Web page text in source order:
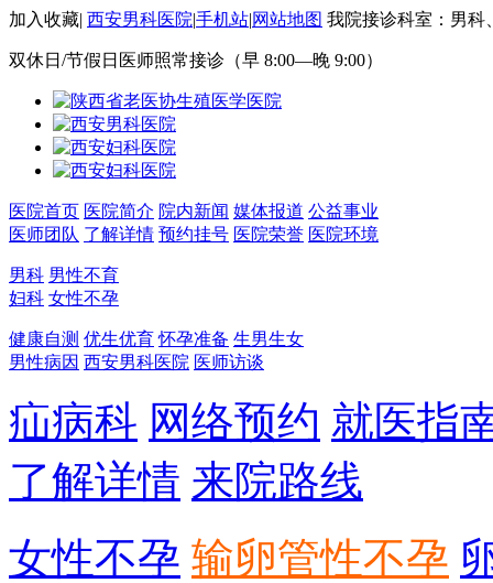
加入收藏| 西安男科医院|手机站|网站地图 我院接诊科室：男科
双休日/节假日医师照常接诊（早 8:00—晚 9:00）
医院首页 医院简介 院内新闻 媒体报道 公益事业
医师团队 了解详情 预约挂号 医院荣誉 医院环境
男科 男性不育
妇科 女性不孕
健康自测 优生优育 怀孕准备 生男生女
男性病因 西安男科医院 医师访谈
疝病科 网络预约 就医指
了解详情 来院路线
女性不孕 输卵管性不孕